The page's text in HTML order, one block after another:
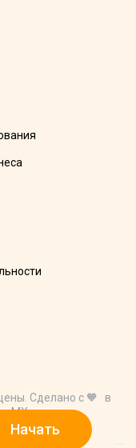
Начать
Сделано с 🧡 в
MX